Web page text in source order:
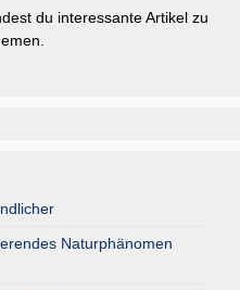
du interessante Artikel zu
Naturphänomen